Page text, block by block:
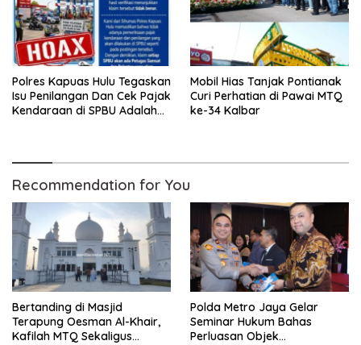
Polres Kapuas Hulu Tegaskan
Isu Penilangan Dan Cek Pajak
Kendaraan di SPBU Adalah
Mobil Hias Tanjak Pontianak
Curi Perhatian di Pawai MTQ
ke-34 Kalbar
Recommendation for You
Bertanding di Masjid
Terapung Oesman Al-Khair,
Kafilah MTQ Sekaligus
Polda Metro Jaya Gelar
Seminar Hukum Bahas
Perluasan Objek